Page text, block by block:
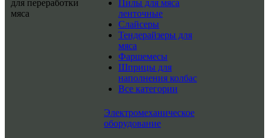
Пилы для мяса
ленточные
Слайсеры
Тендерайзеры для
мяса
Фаршемесы
Шприцы для
наполнения колбас
Все категории
Электромеханическое
оборудование